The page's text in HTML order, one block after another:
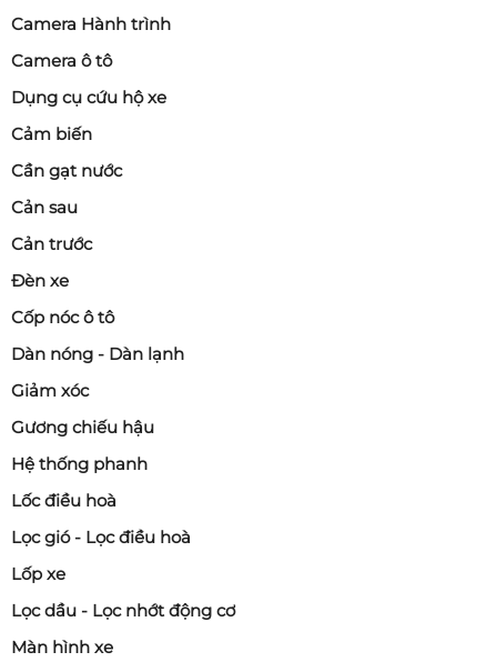
Camera Hành trình
Camera ô tô
Dụng cụ cứu hộ xe
Cảm biến
Cần gạt nước
Cản sau
Cản trước
Đèn xe
Cốp nóc ô tô
Dàn nóng - Dàn lạnh
Giảm xóc
Gương chiếu hậu
Hệ thống phanh
Lốc điều hoà
Lọc gió - Lọc điều hoà
Lốp xe
Lọc dầu - Lọc nhớt động cơ
Màn hình xe